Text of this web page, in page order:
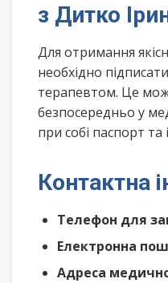
з Дитко
Для отримання
необхідно
терапевтом. Це
безпосередньо у
при собі паспорт та
Контактна
Телефон для
Електронна
Адреса